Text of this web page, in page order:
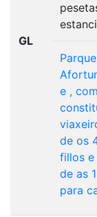
GL
e ,
de os
fillos e
de as
para